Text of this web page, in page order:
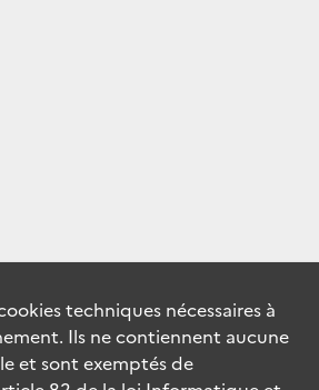
techniques nécessaires à
Ils ne contiennent aucune
et sont exemptés de